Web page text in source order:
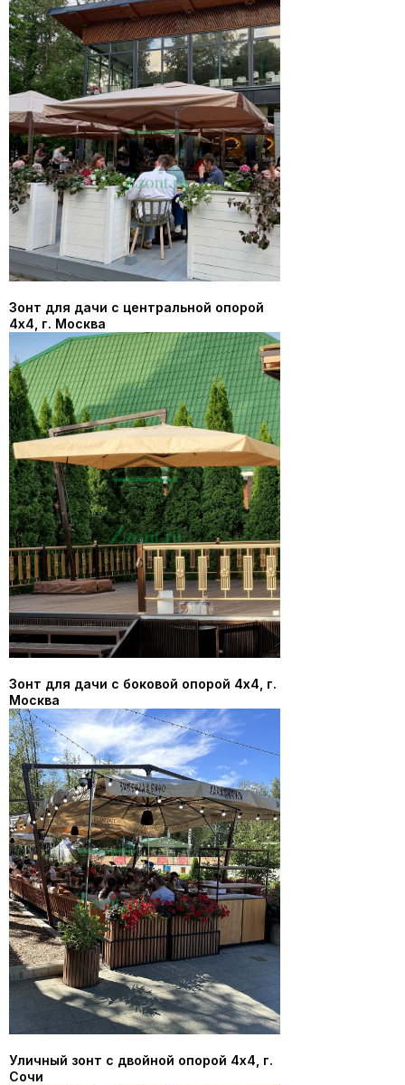
Зонт для дачи с центральной опорой
4х4, г. Москва
Зонт для дачи с боковой опорой 4х4, г.
Москва
Уличный зонт с двойной опорой 4х4, г.
Сочи